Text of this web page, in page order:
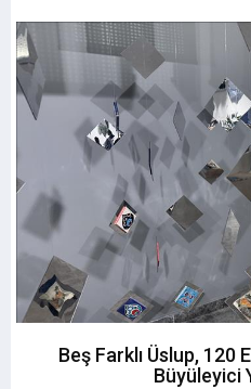
Beş Farklı Üslup, 120
Büyüleyici